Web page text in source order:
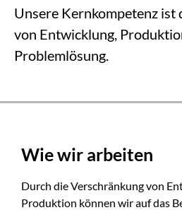
Unsere Kernkompetenz ist
von Entwicklung,
Problemlösung.
Wie wir arbeiten
Durch die Verschränkung von
Produktion können wir auf das